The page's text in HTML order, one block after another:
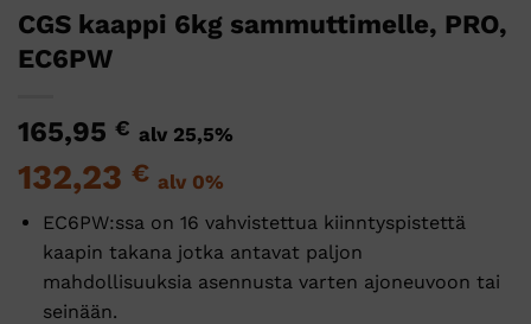
CGS kaappi 6kg sammuttimelle, PRO,
EC6PW
165,95 € alv 25,5%
132,23 € alv 0%
EC6PW:ssa on 16 vahvistettua kiinntyspistettä
kaapin takana jotka antavat paljon
mahdollisuuksia asennusta varten ajoneuvoon tai
seinään.